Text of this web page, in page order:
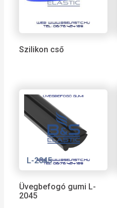
Szilikon cső
L-2045
Üvegbefogó gumi L-
2045